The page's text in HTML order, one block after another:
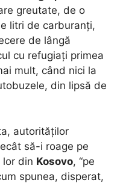
greutate, de o
litri de carburanți,
de lângă
cu refugiați primea
mult, când nici la
din lipsă de
autorităților
să-i roage pe
lor din Kosovo, “pe
spunea, disperat,